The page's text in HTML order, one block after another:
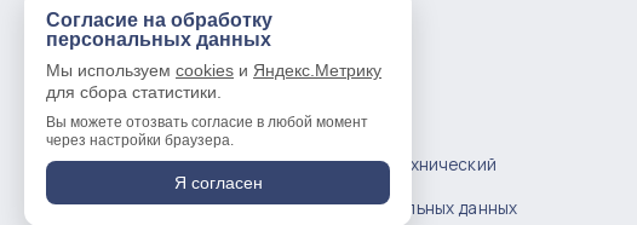
© 2016 —2026Ивановский гуманитарно-технический
Политика в отношении обработки персональных данных
Согласие на обработку
персональных данных
Мы используем cookies и Яндекс.Метрику
для сбора статистики.
Вы можете отозвать согласие в любой момент
через настройки браузера.
Я согласен